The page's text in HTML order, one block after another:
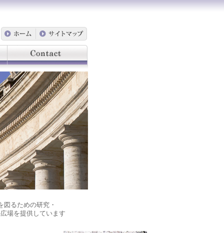
図るための研究・
場を提供しています